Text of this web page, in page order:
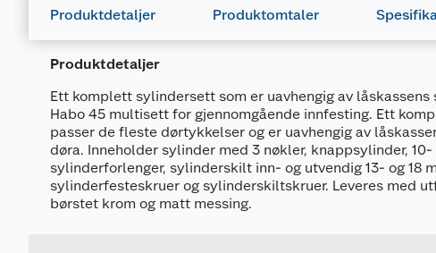
Produktdetaljer Produktomtaler
Produktdetaljer
Ett komplett sylindersett som er uavhengig av låskassens
Habo 45 multisett for gjennomgående innfesting. Ett
passer de fleste dørtykkelser og er uavhengig av
døra. Inneholder sylinder med 3 nøkler, knappsylinder, 10-
sylinderforlenger, sylinderskilt inn- og utvendig 13- og 18
sylinderfesteskruer og sylinderskiltskruer. Leveres med
børstet krom og matt messing.
Generelt